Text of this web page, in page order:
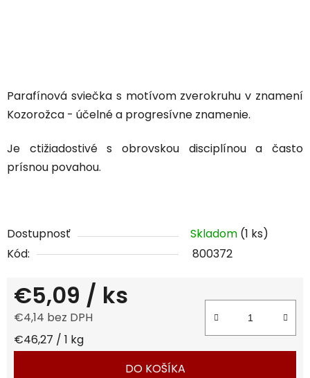
Parafínová sviečka s motívom zverokruhu v znamení
Kozorožca - účelné a progresívne znamenie.
Je ctižiadostivé s obrovskou disciplínou a často
prísnou povahou.
Dostupnosť Skladom (1 ks)
Kód:
800372
€5,09 / ks
€4,14 bez DPH
Jednotková cena:
€46,27 / 1 kg
DO KOŠÍKA